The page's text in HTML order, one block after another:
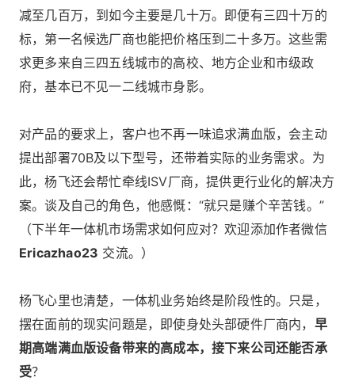
减至几百万，到如今主要是几十万。即便有三四十万的
标，第一名候选厂商也能把价格压到二十多万。这些需
求更多来自三四五线城市的高校、地方企业和市级政
府，基本已不见一二线城市身影。
对产品的要求上，客户也不再一味追求满血版，会主动
提出部署70B及以下型号，还带着实际的业务需求。为
此，杨飞还会帮忙牵线ISV厂商，提供更行业化的解决方
案。谈及自己的角色，他感慨：“就只是赚个辛苦钱。”
（下半年一体机市场需求如何应对？欢迎添加作者微信
Ericazhao23 交流。）
杨飞心里也清楚，一体机业务始终是阶段性的。只是，
摆在面前的现实问题是，即使身处头部硬件厂商内， 早
期高端满血版设备带来的高成本，接下来公司还能否承
受？